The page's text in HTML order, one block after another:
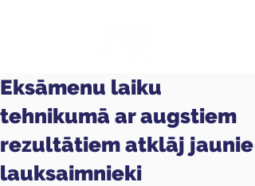
Eksāmenu laiku
tehnikumā ar augstiem
rezultātiem atklāj jaunie
lauksaimnieki